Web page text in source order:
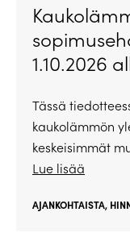
1.10.2026
Tässä
kaukolämmön
keskeisimmät
Lue lisää
AJANKOHTAISTA,